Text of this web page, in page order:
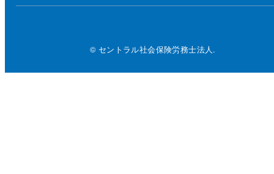
© セントラル社会保険労務士法人.